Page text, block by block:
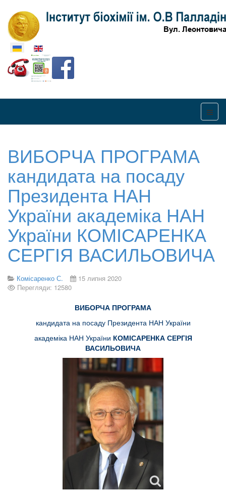
Оберіть свою мову
ВИБОРЧА ПРОГРАМА
кандидата на посаду
Президента НАН
України академіка НАН
України КОМІСАРЕНКА
СЕРГІЯ ВАСИЛЬОВИЧА
Комісаренко С.
15 липня 2020
Перегляди: 12580
ВИБОРЧА ПРОГРАМА
кандидата на посаду Президента НАН України
академіка НАН України КОМІСАРЕНКА СЕРГІЯ
ВАСИЛЬОВИЧА